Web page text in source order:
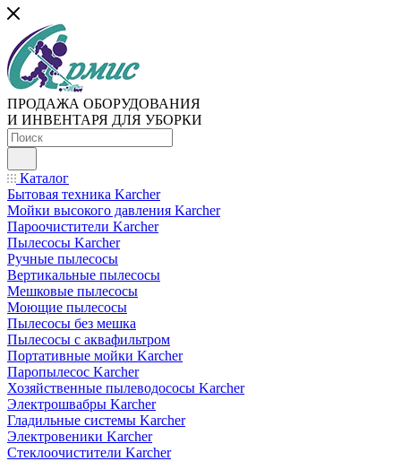
ПРОДАЖА ОБОРУДОВАНИЯ
И ИНВЕНТАРЯ ДЛЯ УБОРКИ
Каталог
Бытовая техника Karcher
Мойки высокого давления Karcher
Пароочистители Karcher
Пылесосы Karcher
Ручные пылесосы
Вертикальные пылесосы
Мешковые пылесосы
Моющие пылесосы
Пылесосы без мешка
Пылесосы с аквафильтром
Портативные мойки Karcher
Паропылесос Karcher
Хозяйственные пылеводососы Karcher
Электрошвабры Karcher
Гладильные системы Karcher
Электровеники Karcher
Стеклоочистители Karcher